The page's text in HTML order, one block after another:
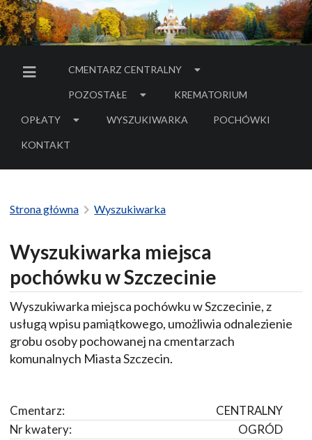
MENU BOCZNE
CMENTARZ CENTRALNY
POZOSTAŁE KREMATORIUM
OPŁATY WYSZUKIWARKA POCHÓWKI
- LINK DO SERWISU
KONTAKT
Strona główna Wyszukiwarka
Wyszukiwarka miejsca
pochówku w Szczecinie
Wyszukiwarka miejsca pochówku w Szczecinie, z
usługą wpisu pamiątkowego, umożliwia odnalezienie
grobu osoby pochowanej na cmentarzach
komunalnych Miasta Szczecin.
CENTRALNY
Cmentarz:
OGRÓD
Nr kwatery: